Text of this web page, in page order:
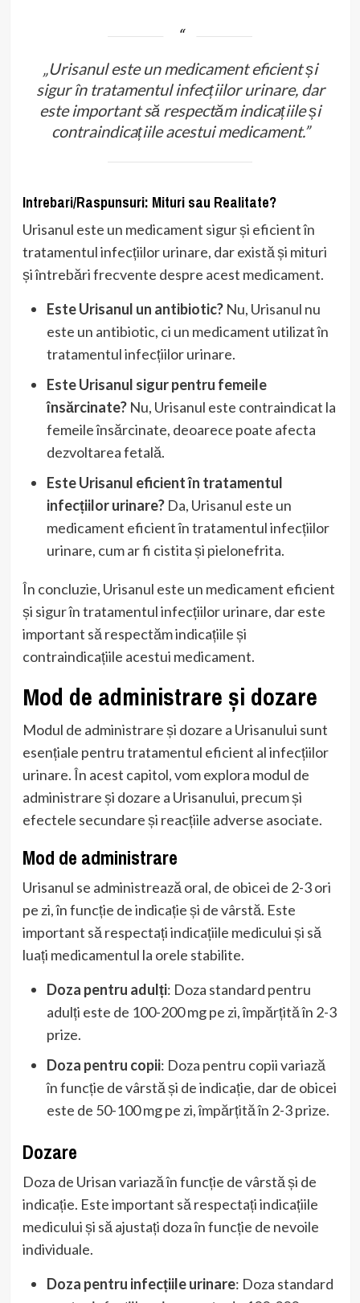
„Urisanul este un medicament eficient și
sigur în tratamentul infecțiilor urinare, dar
este important să respectăm indicațiile și
contraindicațiile acestui medicament.”
Intrebari/Raspunsuri: Mituri sau Realitate?
Urisanul este un medicament sigur și eficient în
tratamentul infecțiilor urinare, dar există și mituri
și întrebări frecvente despre acest medicament.
Este Urisanul un antibiotic?Nu, Urisanul nu
este un antibiotic, ci un medicament utilizat în
tratamentul infecțiilor urinare.
Este Urisanul sigur pentru femeile
însărcinate?Nu, Urisanul este contraindicat la
femeile însărcinate, deoarece poate afecta
dezvoltarea fetală.
Este Urisanul eficient în tratamentul
infecțiilor urinare?Da, Urisanul este un
medicament eficient în tratamentul infecțiilor
urinare, cum ar fi cistita și pielonefrita.
În concluzie, Urisanul este un medicament eficient
și sigur în tratamentul infecțiilor urinare, dar este
important să respectăm indicațiile și
contraindicațiile acestui medicament.
Mod de administrare și dozare
Modul de administrare și dozare a Urisanului sunt
esențiale pentru tratamentul eficient al infecțiilor
urinare. În acest capitol, vom explora modul de
administrare și dozare a Urisanului, precum și
efectele secundare și reacțiile adverse asociate.
Mod de administrare
Urisanul se administrează oral, de obicei de 2-3 ori
pe zi, în funcție de indicație și de vârstă. Este
important să respectați indicațiile medicului și să
luați medicamentul la orele stabilite.
Doza pentru adulți: Doza standard pentru
adulți este de 100-200 mg pe zi, împărțită în 2-3
prize.
Doza pentru copii: Doza pentru copii variază
în funcție de vârstă și de indicație, dar de obicei
este de 50-100 mg pe zi, împărțită în 2-3 prize.
Dozare
Doza de Urisan variază în funcție de vârstă și de
indicație. Este important să respectați indicațiile
medicului și să ajustați doza în funcție de nevoile
individuale.
Doza pentru infecțiile urinare: Doza standard